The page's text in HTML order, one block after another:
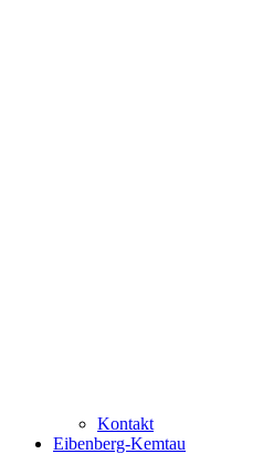
Kontakt
Eibenberg-Kemtau